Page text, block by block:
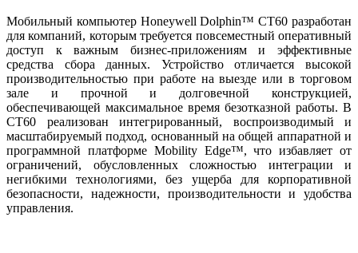
Мобильный компьютер Honeywell Dolphin™ CT60 разработан
для компаний, которым требуется повсеместный оперативный
доступ к важным бизнес-приложениям и эффективные
средства сбора данных. Устройство отличается высокой
производительностью при работе на выезде или в торговом
зале и прочной и долговечной конструкцией,
обеспечивающей максимальное время безотказной работы. В
CT60 реализован интегрированный, воспроизводимый и
масштабируемый подход, основанный на общей аппаратной и
программной платформе Mobility Edge™, что избавляет от
ограничений, обусловленных сложностью интеграции и
негибкими технологиями, без ущерба для корпоративной
безопасности, надежности, производительности и удобства
управления.